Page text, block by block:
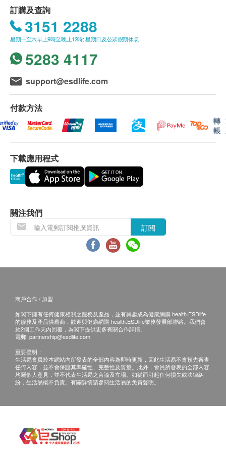
糖尿
血糖
谷草轉氨酵素
鹼性磷酸酵素
總膽紅素
谷草先轉太酵素
血肌酸酐
尿素
甲狀腺素
嗜酸性白血球
血色素
紅血球平均血紅素
紅血球平均血紅素濃度
單核白血球
紅血球壓積量
白血球
小便清濁度
性病檢查組合
常見性病檢查包括：梅毒血清試驗, 愛滋病抗體, 衣原體抗體
及疱疹二型抗體
HK$
只限40歲或以上女士進行
HK$2,250.0
全腹部超聲波 (肝、膽、脾、胰、腎、膀胱及前列腺) - 男士
HK$2,890.0
超薄子宮頸細胞抹片檢查
只限有性經驗女性
HK$540.0
乙型肝炎病毒測試
HK$ 480.0
愛滋病毒抗原及抗體
HK$650.0
HK$ 1,460.0
睪丸超聲波
只適合男士
HK$
超聲波檢查 (乳房 - 雙側)
HK$1,670.0
所有自選項目一經電話確認預約後，項目不得作出
更改。
附加項目檢驗者必須跟計劃檢驗者為同一人。
留最後決定權。
所有身體檢查並非作為醫務診斷或治療用途。謹此
提醒閣下，儘管檢查結果表面上屬正常，還是有可
能有某些隱藏的疾病在稍後時間才會顯現。
故當閣下身體出現任何疾病徵兆時，應立即諮詢有
認可資格的醫生，作出診斷及治療。
估後，客戶並不適合進行檢查，將需支付評估費用
HKD350，差額將會退回。
接種須知：
對疫苗成份過敏之人士都不宜接受注射。
注射當天如有發燒或正服用抗生素，建議延遲注
如正服用藥物，但不清楚能否接受該疫苗注射，建
議先諮詢醫生意見或於注射日攜同有關藥物給醫護
人員檢查，方決定是否適合注射。
若經醫護人員評估後，閣下並不適合進行疫苗注
射，將需支付醫生診症費用HK$350，差額將會退
回。
所有健康檢查/服務並非作為醫務診斷或治療用
諮詢有認可資格的醫生，作出診斷及治療。
本服務/產品由商戶提供。生活易【健康網購
訂購及查詢
3151 2288
星期一至六早上9時至晚上12時; 星期日及公眾假期休息
5283 4117
support@esdlife.com
付款方法
轉
帳
下載應用程式
關注我們
訂閱
商戶合作 / 加盟
如閣下擁有任何健康相關之服務及產品，並有興趣成為健康網購 health.ESDlife
的服務及產品供應商，歡迎與健康網購 health.ESDlife業務發展部聯絡。我們會
於2個工作天內回覆，為閣下提供更多有關合作詳情。
電郵: partnership@esdlife.com
重要聲明：
生活易會員於本網站內所發表的全部內容為即時更新，因此生活易不會預先審查
任何內容，並不會保證其準確性、完整性及質量。此外，會員所發表的全部內容
均屬個人意見，並不代表生活易之言論及立場。如從而引起任何損失或法律糾
紛，生活易概不負責。有關詳情請參閱生活易的免責聲明。